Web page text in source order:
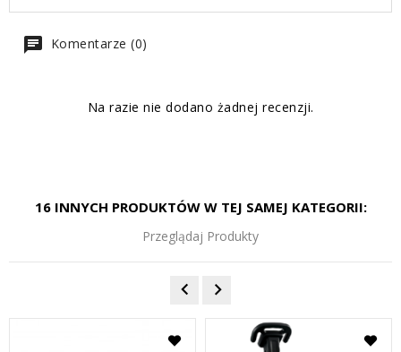
Komentarze (0)
Na razie nie dodano żadnej recenzji.
16 INNYCH PRODUKTÓW W TEJ SAMEJ KATEGORII:
Przeglądaj Produkty